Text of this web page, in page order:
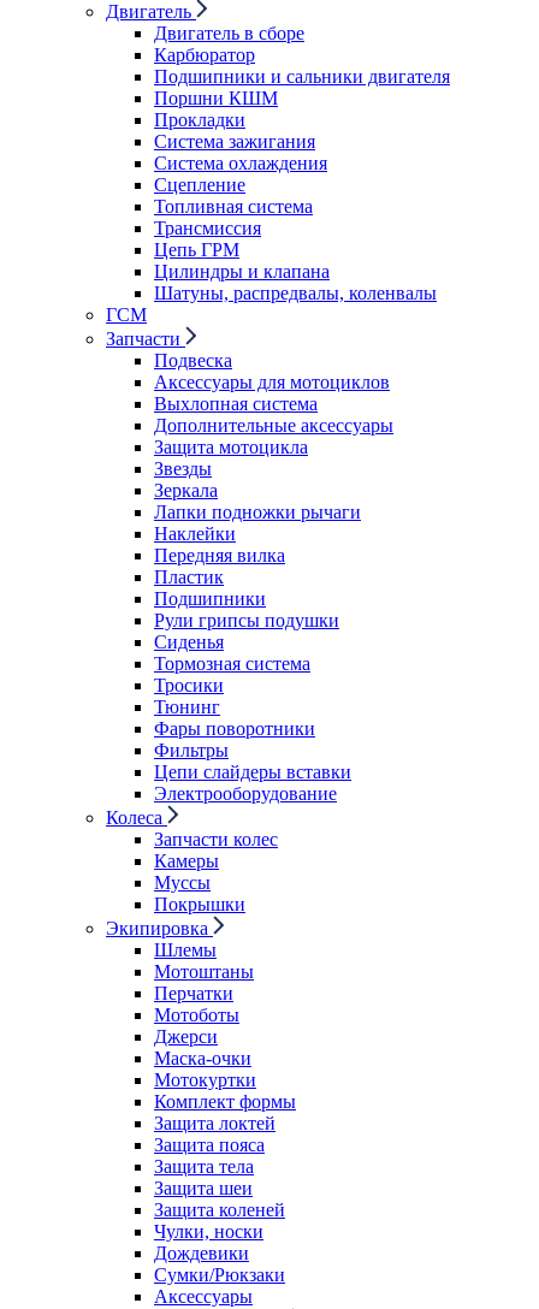
Двигатель
Двигатель в сборе
Карбюратор
Подшипники и сальники двигателя
Поршни КШМ
Прокладки
Система зажигания
Система охлаждения
Сцепление
Топливная система
Трансмиссия
Цепь ГРМ
Цилиндры и клапана
Шатуны, распредвалы, коленвалы
ГСМ
Запчасти
Подвеска
Аксессуары для мотоциклов
Выхлопная система
Дополнительные аксессуары
Защита мотоцикла
Звезды
Зеркала
Лапки подножки рычаги
Наклейки
Передняя вилка
Пластик
Подшипники
Рули грипсы подушки
Сиденья
Тормозная система
Тросики
Тюнинг
Фары поворотники
Фильтры
Цепи слайдеры вставки
Электрооборудование
Колеса
Запчасти колес
Камеры
Муссы
Покрышки
Экипировка
Шлемы
Мотоштаны
Перчатки
Мотоботы
Джерси
Маска-очки
Мотокуртки
Комплект формы
Защита локтей
Защита пояса
Защита тела
Защита шеи
Защита коленей
Чулки, носки
Дождевики
Сумки/Рюкзаки
Аксессуары